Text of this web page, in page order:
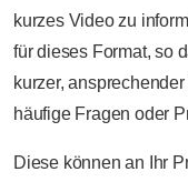
kurzes Video zu
für dieses Format, so
kurzer,
häufige Fragen oder
Diese können an Ihr